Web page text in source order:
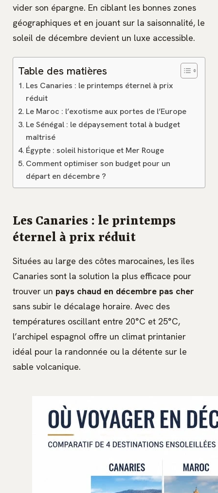
vider son épargne. En ciblant les bonnes zones
géographiques et en jouant sur la saisonnalité, le
soleil de décembre devient un luxe accessible.
Table des matières
Les Canaries : le printemps éternel à prix
réduit
Le Maroc : l’exotisme aux portes de l’Europe
Le Sénégal : le dépaysement total à budget
maîtrisé
Égypte : soleil historique et Mer Rouge
Comment optimiser son budget pour un
départ en décembre ?
Les Canaries : le printemps
éternel à prix réduit
Situées au large des côtes marocaines, les îles
Canaries sont la solution la plus efficace pour
trouver un pays chaud en décembre pas cher
sans subir le décalage horaire. Avec des
températures oscillant entre 20°C et 25°C,
l’archipel espagnol offre un climat printanier
idéal pour la randonnée ou la détente sur le
sable volcanique.